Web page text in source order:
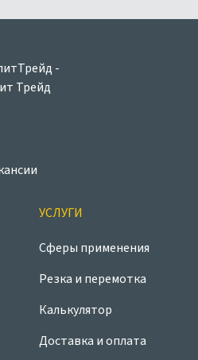
УСЛУГИ
Сферы применения
Резка и перемотка
Калькулятор
Доставка и оплата